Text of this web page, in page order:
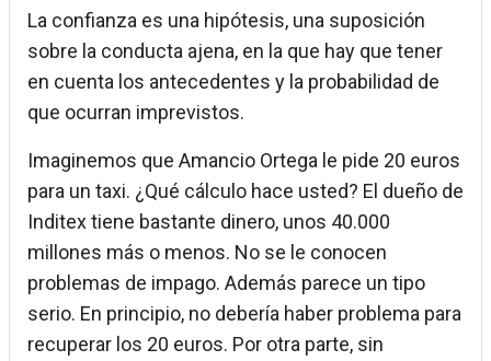
La confianza es una hipótesis, una suposición
sobre la conducta ajena, en la que hay que tener
en cuenta los antecedentes y la probabilidad de
que ocurran imprevistos.
Imaginemos que Amancio Ortega le pide 20 euros
para un taxi. ¿Qué cálculo hace usted? El dueño de
Inditex tiene bastante dinero, unos 40.000
millones más o menos. No se le conocen
problemas de impago. Además parece un tipo
serio. En principio, no debería haber problema para
recuperar los 20 euros. Por otra parte, sin